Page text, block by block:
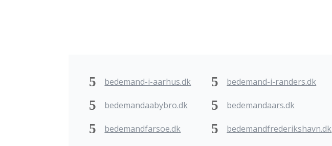
bedemand-i-aarhus.dk bedemand-i-randers.dk
bedemandaabybro.dk bedemandaars.dk
bedemandfarsoe.dk bedemandfrederikshavn.dk